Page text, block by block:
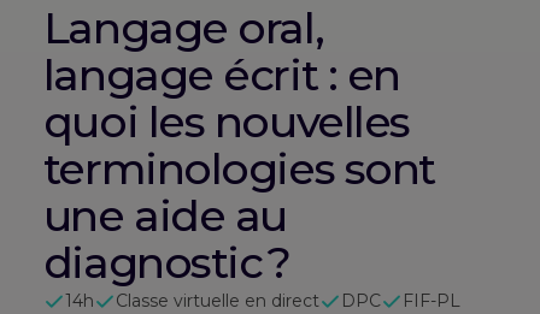
Langage oral,
langage écrit : en
quoi les nouvelles
terminologies sont
une aide au
diagnostic ?
14h Classe virtuelle en direct DPC
FIF-PL